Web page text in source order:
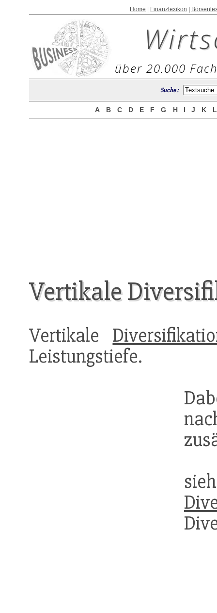
Home Finanzlexikon
über 20.000
Suche :
A B C D E F G H I J K
Vertikale
Vertikale
Leistungstiefe.